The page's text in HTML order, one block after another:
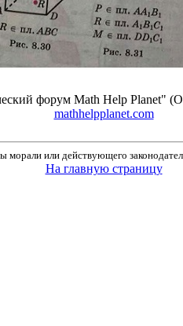
форум Math Help Planet"
mathhelpplanet.com
или действующего
На главную страницу